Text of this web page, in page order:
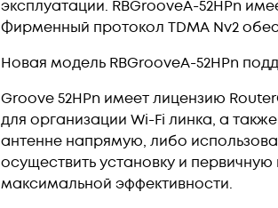
эксплуатации. RBGrooveA-52HPn
Фирменный протокол TDMA Nv2
Новая модель RBGrooveA-52HPn
Groove 52HPn имеет лицензию
для организации Wi-Fi линка, а
антенне напрямую, либо
осуществить установку и
максимальной эффективности.